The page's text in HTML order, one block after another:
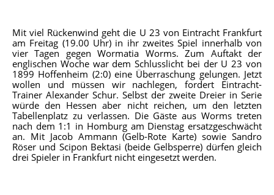
Mit viel Rückenwind geht die U 23 von Eintracht Frankfurt
am Freitag (19.00 Uhr) in ihr zweites Spiel innerhalb von
vier Tagen gegen Wormatia Worms. Zum Auftakt der
englischen Woche war dem Schlusslicht bei der U 23 von
1899 Hoffenheim (2:0) eine Überraschung gelungen. Jetzt
wollen und müssen wir nachlegen, fordert Eintracht-
Trainer Alexander Schur. Selbst der zweite Dreier in Serie
würde den Hessen aber nicht reichen, um den letzten
Tabellenplatz zu verlassen. Die Gäste aus Worms treten
nach dem 1:1 in Homburg am Dienstag ersatzgeschwächt
an. Mit Jacob Ammann (Gelb-Rote Karte) sowie Sandro
Röser und Scipon Bektasi (beide Gelbsperre) dürfen gleich
drei Spieler in Frankfurt nicht eingesetzt werden.